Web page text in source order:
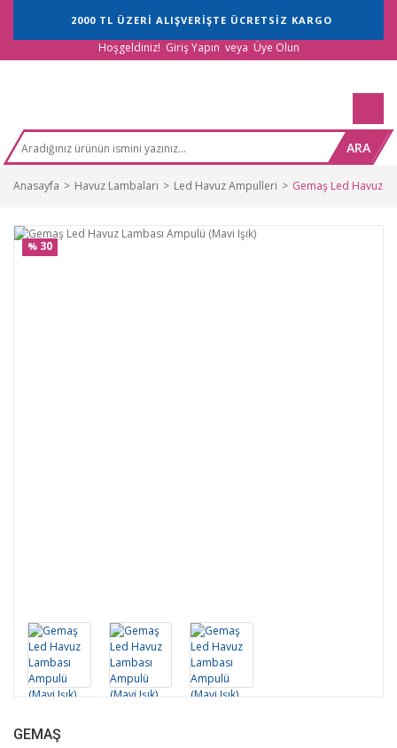
2000 TL ÜZERİ ALIŞVERİŞTE ÜCRETSİZ KARGO
Hoşgeldiniz! Giriş Yapın veya Üye Olun
ARA
Anasayfa Havuz Lambaları Led Havuz Ampulleri Gemaş Led Havuz
% 30
GEMAŞ